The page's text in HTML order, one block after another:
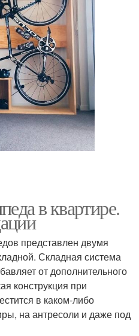
в квартире.
представлен двумя
Складная система
от дополнительного
конструкция при
в каком-либо
на антресоли и даже под